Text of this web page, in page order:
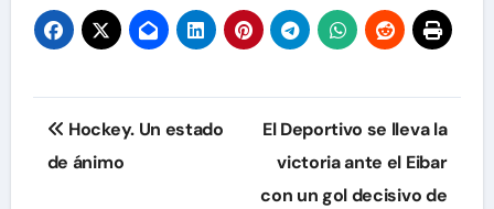
Navegación
de
Hockey. Un estado
de ánimo
El Deportivo se lleva la
victoria ante el Eibar
con un gol decisivo de